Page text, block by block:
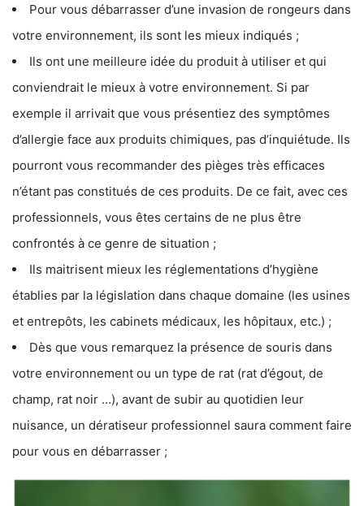
Pour vous débarrasser d’une invasion de rongeurs dans
votre environnement, ils sont les mieux indiqués ;
Ils ont une meilleure idée du produit à utiliser et qui
conviendrait le mieux à votre environnement. Si par
exemple il arrivait que vous présentiez des symptômes
d’allergie face aux produits chimiques, pas d’inquiétude. Ils
pourront vous recommander des pièges très efficaces
n’étant pas constitués de ces produits. De ce fait, avec ces
professionnels, vous êtes certains de ne plus être
confrontés à ce genre de situation ;
Ils maitrisent mieux les réglementations d’hygiène
établies par la législation dans chaque domaine (les usines
et entrepôts, les cabinets médicaux, les hôpitaux, etc.) ;
Dès que vous remarquez la présence de souris dans
votre environnement ou un type de rat (rat d’égout, de
champ, rat noir …), avant de subir au quotidien leur
nuisance, un dératiseur professionnel saura comment faire
pour vous en débarrasser ;